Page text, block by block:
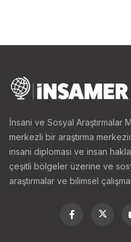
İnsani ve Sosyal Araştırmalar
merkezli bir araştırma
insani diplomasi ve insan
çeşitli bölgeler üzerine ve
araştırmalar ve bilimsel